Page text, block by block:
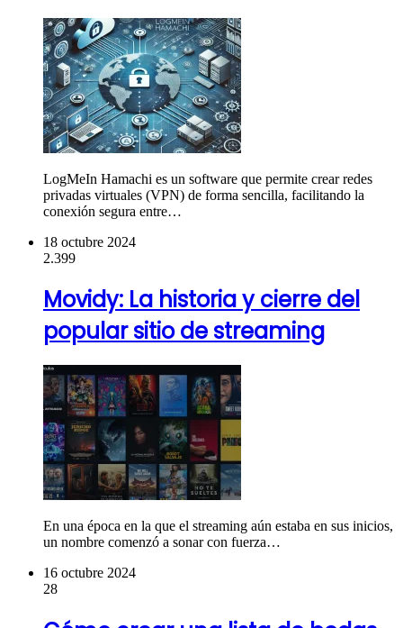
LogMeIn Hamachi es un software que permite crear redes
privadas virtuales (VPN) de forma sencilla, facilitando la
conexión segura entre…
18 octubre 2024
2.399
Movidy: La historia y cierre del
popular sitio de streaming
En una época en la que el streaming aún estaba en sus inicios,
un nombre comenzó a sonar con fuerza…
16 octubre 2024
28